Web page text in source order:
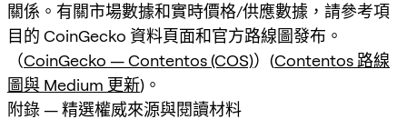
關係。有關市場數據和實時價格/供應數據，請參考項
目的 CoinGecko 資料頁面和官方路線圖發布。
（CoinGecko — Contentos (COS)）(Contentos 路線
圖與 Medium 更新)。
附錄 — 精選權威來源與閱讀材料